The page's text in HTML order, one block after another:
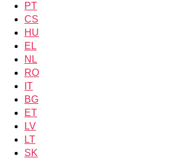
PT
CS
HU
EL
NL
RO
IT
BG
ET
LV
LT
SK